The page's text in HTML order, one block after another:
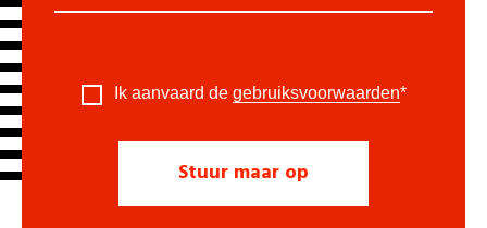
Ik aanvaard de gebruiksvoorwaarden*